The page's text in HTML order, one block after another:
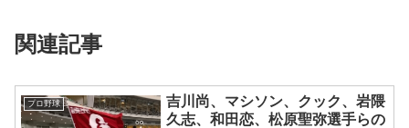
関連記事
プロ野球
吉川尚、マシソン、クック、岩隈
久志、和田恋、松原聖弥選手らの